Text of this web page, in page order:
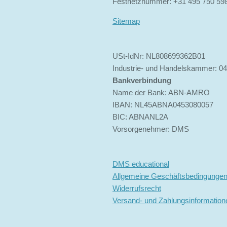
Sitemap
USt-IdNr: NL808699362B01
Industrie- und Handelskammer:
Bankverbindung
Name der Bank: ABN-AMRO
IBAN: NL45ABNA0453080057
BIC: ABNANL2A
Vorsorgenehmer: DMS
DMS educational
Allgemeine Geschäftsbedingungen
Widerrufsrecht
Versand- und